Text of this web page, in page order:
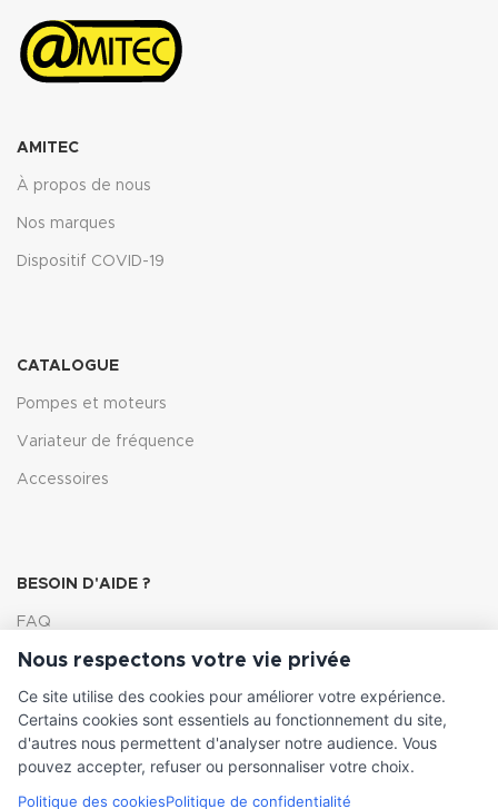
AMITEC
À propos de nous
Nos marques
Dispositif COVID-19
CATALOGUE
Pompes et moteurs
Variateur de fréquence
Accessoires
BESOIN D'AIDE ?
FAQ
Lexique
Comment choisir ma pompe
INFORMATIONS LÉGALES
Nous respectons votre vie privée
Ce site utilise des cookies pour améliorer votre expérience.
Certains cookies sont essentiels au fonctionnement du site,
d'autres nous permettent d'analyser notre audience. Vous
pouvez accepter, refuser ou personnaliser votre choix.
Politique des cookiesPolitique de confidentialité